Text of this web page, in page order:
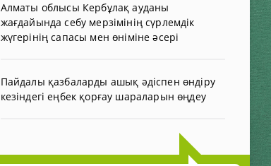
Алматы облысы Кербұлақ ауданы
жағдайында себу мерзімінің сүрлемдік
жүгерінің сапасы мен өніміне әсері
Пайдалы қазбаларды ашық әдіспен өндіру
кезіндегі еңбек қорғау шараларын өңдеу